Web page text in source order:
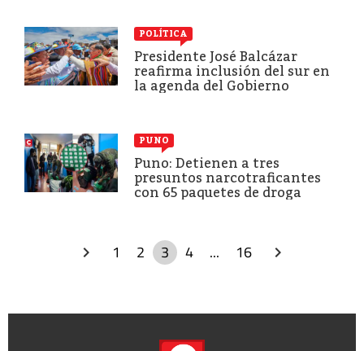
POLÍTICA
Presidente José Balcázar
reafirma inclusión del sur en
la agenda del Gobierno
PUNO
Puno: Detienen a tres
presuntos narcotraficantes
con 65 paquetes de droga
1 2 3 4 ... 16